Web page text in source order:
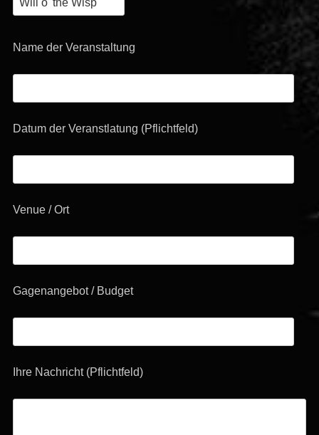
Name der Veranstaltung
Datum der Veranstlatung (Pflichtfeld)
Venue / Ort
Gagenangebot / Budget
Ihre Nachricht (Pflichtfeld)